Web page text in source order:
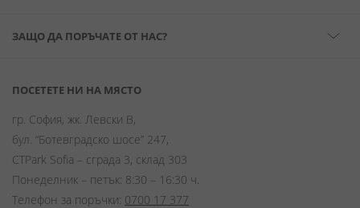
ЗАЩО ДА ПОРЪЧАТЕ ОТ НАС?
ПОСЕТЕТЕ НИ НА МЯСТО
гр. София, жк. Левски В,
бул. “Ботевградско шосе” 247,
CTPark Sofia – сграда 3, склад 303
Понеделник – петък: 8:30 – 16:30 ч.
Телефон за поръчки: 0700 17 377